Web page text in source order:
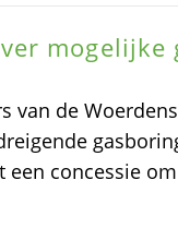
van de
een concessie